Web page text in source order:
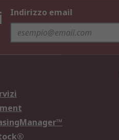
Indirizzo email